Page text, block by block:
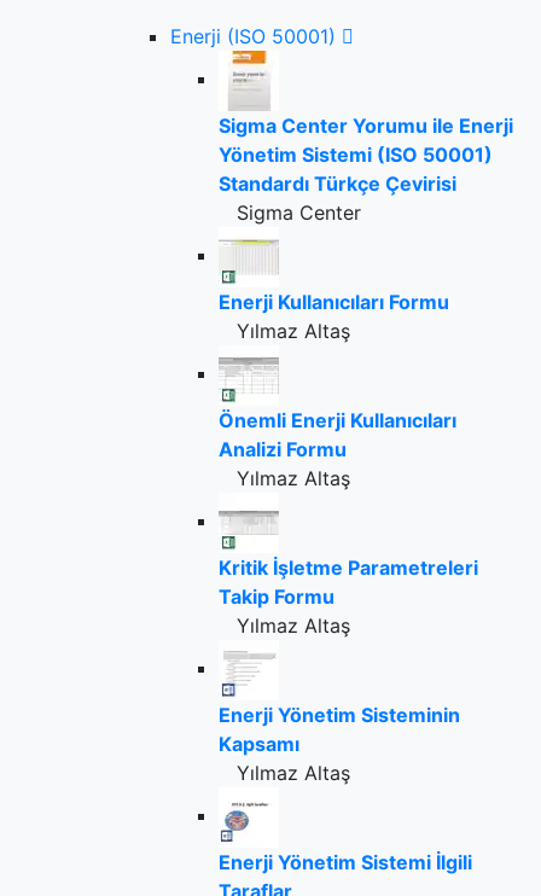
Enerji (ISO 50001)
Sigma Center Yorumu ile Enerji
Yönetim Sistemi (ISO 50001)
Standardı Türkçe Çevirisi
Sigma Center
Enerji Kullanıcıları Formu
Yılmaz Altaş
Önemli Enerji Kullanıcıları
Analizi Formu
Yılmaz Altaş
Kritik İşletme Parametreleri
Takip Formu
Yılmaz Altaş
Enerji Yönetim Sisteminin
Kapsamı
Yılmaz Altaş
Enerji Yönetim Sistemi İlgili
Taraflar